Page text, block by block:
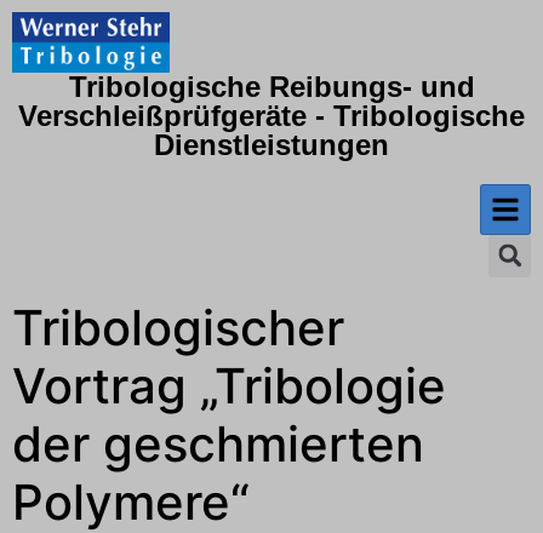
Tribologische Reibungs- und
Verschleißprüfgeräte - Tribologische
Dienstleistungen
Tribologischer
Vortrag „Tribologie
der geschmierten
Polymere“